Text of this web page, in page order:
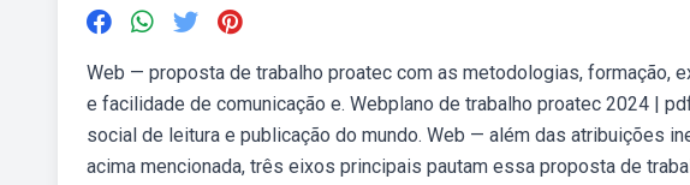
Web — proposta de trabalho proatec com as metodologias, formação,
e facilidade de comunicação e. Webplano de trabalho proatec 2024 |
social de leitura e publicação do mundo. Web — além das atribuições
acima mencionada, três eixos principais pautam essa proposta de